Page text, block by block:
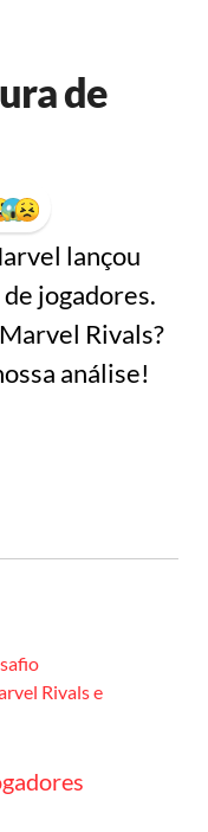
de
lançou
jogadores.
Rivals?
análise!
Rivals e